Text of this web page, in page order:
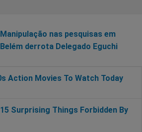
Manipulação nas pesquisas em
Belém derrota Delegado Eguchi